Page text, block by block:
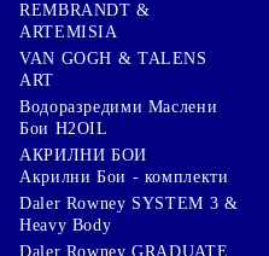
REMBRANDT &
ARTEMISIA
VAN GOGH & TALENS
ART
Водоразредими Маслени
Бои H2OIL
АКРИЛНИ БОИ
Акрилни Бои - комплекти
Daler Rowney SYSTEM 3 &
Heavy Body
Daler Rowney GRADUATE